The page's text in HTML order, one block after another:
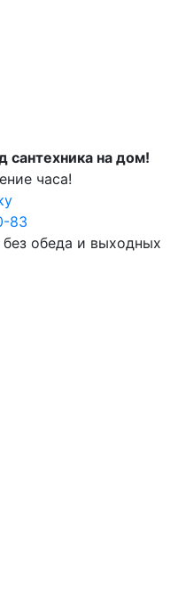
сантехника на дом!
часа!
83
без обеда и выходных